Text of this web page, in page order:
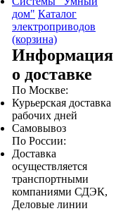
дом" Каталог
электроприводов
(корзина)
Информация
о доставке
По Москве:
Курьерская доставка
рабочих дней
Самовывоз
По России:
Доставка
осуществляется
транспортными
компаниями СДЭК,
Деловые линии